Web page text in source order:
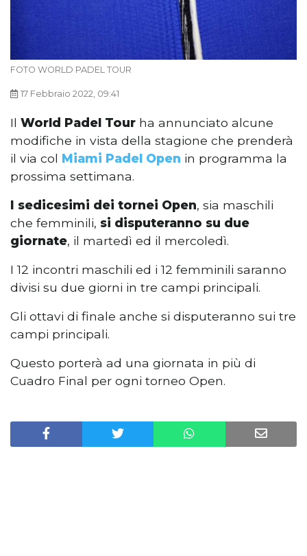
FOTO WORLD PADEL TOUR
17 Febbraio 2022, 09:41
Il World Padel Tour ha annunciato alcune
modifiche in vista della stagione che prenderà
il via col Miami Padel Open in programma la
prossima settimana.
I sedicesimi dei tornei Open, sia maschili
che femminili, si disputeranno su due
giornate, il martedì ed il mercoledì.
I 12 incontri maschili ed i 12 femminili saranno
divisi su due giorni in tre campi principali.
Gli ottavi di finale anche si disputeranno sui tre
campi principali.
Questo porterà ad una giornata in più di
Cuadro Final per ogni torneo Open.